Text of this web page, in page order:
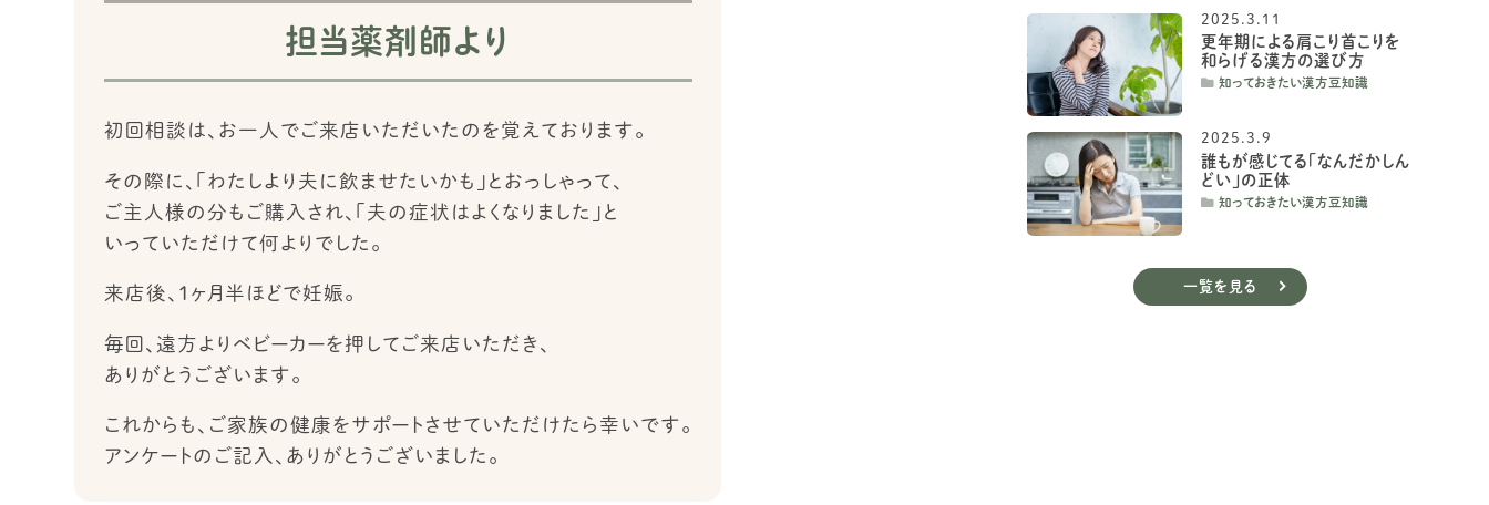
担当薬剤師より
初回相談は、お一人でご来店いただいたのを覚えております。
その際に、「わたしより夫に飲ませたいかも」とおっしゃって、
ご主人様の分もご購入され、「夫の症状はよくなりました」と
いっていただけて何よりでした。
来店後、１ヶ月半ほどで妊娠。
毎回、遠方よりベビーカーを押してご来店いただき、
ありがとうございます。
これからも、ご家族の健康をサポートさせていただけたら幸いです。
アンケートのご記入、ありがとうございました。
2025.3.11
更年期による肩こり首こりを
和らげる漢方の選び方
知っておきたい漢方豆知識
2025.3.9
誰もが感じてる「なんだかしん
どい」の正体
知っておきたい漢方豆知識
一覧を見る